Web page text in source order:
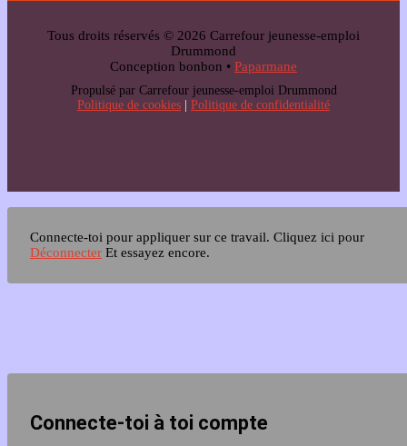
Tous droits réservés © 2026 Carrefour jeunesse-emploi
Drummond
Conception bonbon • Paparmane
Propulsé par Carrefour jeunesse-emploi Drummond
Politique de cookies
Politique de confidentialité
Connecte-toi pour appliquer sur ce travail. Cliquez ici pour
Déconnecter Et essayez encore.
Connecte-toi à toi compte